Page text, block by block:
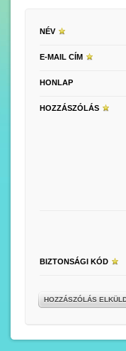
NÉV
E-MAIL CÍM
HONLAP
HOZZÁSZÓLÁS
BIZTONSÁGI KÓD
HOZZÁSZÓLÁS